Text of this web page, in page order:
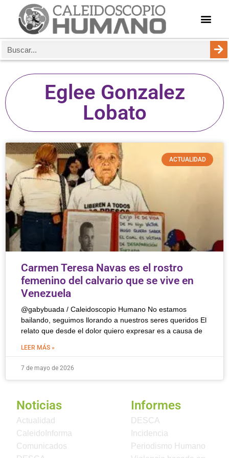
Eglee Gonzalez
Lobato
ACTUALIDAD
Carmen Teresa Navas es el rostro
femenino del calvario que se vive en
Venezuela
@gabybuada / Caleidoscopio Humano No estamos
bailando, seguimos llorando a nuestros seres queridos El
relato que desde el dolor quiero expresar es a causa de
LEER MÁS »
7 de mayo de 2026
Noticias
Actualidad
CaleidoInforma
Comunicados
Informes
DESCA
Incidencia
Periodismo Humano